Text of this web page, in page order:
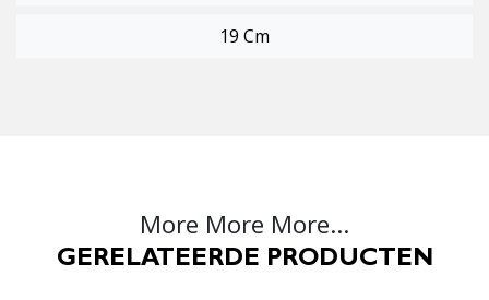
19 Cm
More More More...
GERELATEERDE PRODUCTEN